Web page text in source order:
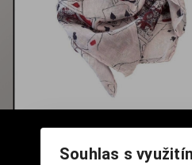
Souhlas s